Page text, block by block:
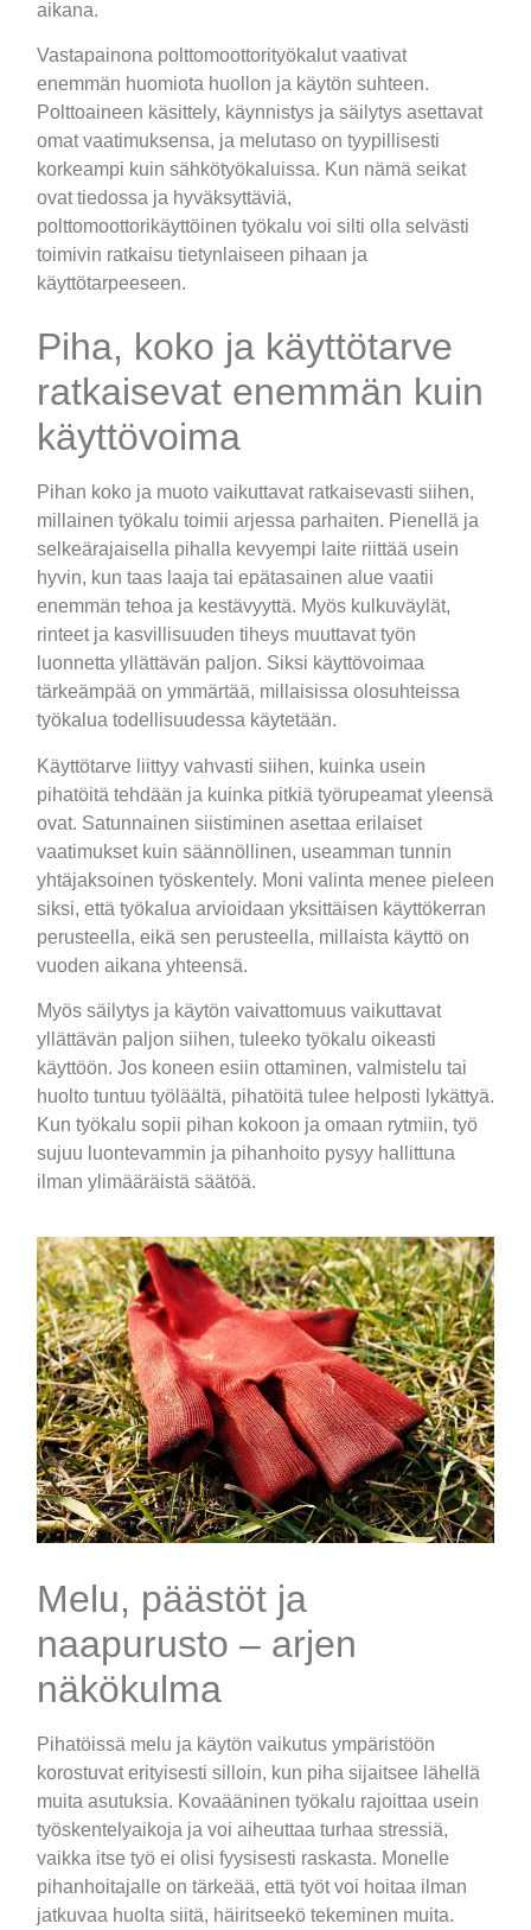
aikana.
Vastapainona polttomoottorityökalut vaativat
enemmän huomiota huollon ja käytön suhteen.
Polttoaineen käsittely, käynnistys ja säilytys asettavat
omat vaatimuksensa, ja melutaso on tyypillisesti
korkeampi kuin sähkötyökaluissa. Kun nämä seikat
ovat tiedossa ja hyväksyttäviä,
polttomoottorikäyttöinen työkalu voi silti olla selvästi
toimivin ratkaisu tietynlaiseen pihaan ja
käyttötarpeeseen.
Piha, koko ja käyttötarve
ratkaisevat enemmän kuin
käyttövoima
Pihan koko ja muoto vaikuttavat ratkaisevasti siihen,
millainen työkalu toimii arjessa parhaiten. Pienellä ja
selkeärajaisella pihalla kevyempi laite riittää usein
hyvin, kun taas laaja tai epätasainen alue vaatii
enemmän tehoa ja kestävyyttä. Myös kulkuväylät,
rinteet ja kasvillisuuden tiheys muuttavat työn
luonnetta yllättävän paljon. Siksi käyttövoimaa
tärkeämpää on ymmärtää, millaisissa olosuhteissa
työkalua todellisuudessa käytetään.
Käyttötarve liittyy vahvasti siihen, kuinka usein
pihatöitä tehdään ja kuinka pitkiä työrupeamat yleensä
ovat. Satunnainen siistiminen asettaa erilaiset
vaatimukset kuin säännöllinen, useamman tunnin
yhtäjaksoinen työskentely. Moni valinta menee pieleen
siksi, että työkalua arvioidaan yksittäisen käyttökerran
perusteella, eikä sen perusteella, millaista käyttö on
vuoden aikana yhteensä.
Myös säilytys ja käytön vaivattomuus vaikuttavat
yllättävän paljon siihen, tuleeko työkalu oikeasti
käyttöön. Jos koneen esiin ottaminen, valmistelu tai
huolto tuntuu työläältä, pihatöitä tulee helposti lykättyä.
Kun työkalu sopii pihan kokoon ja omaan rytmiin, työ
sujuu luontevammin ja pihanhoito pysyy hallittuna
ilman ylimääräistä säätöä.
Melu, päästöt ja
naapurusto – arjen
näkökulma
Pihatöissä melu ja käytön vaikutus ympäristöön
korostuvat erityisesti silloin, kun piha sijaitsee lähellä
muita asutuksia. Kovaääninen työkalu rajoittaa usein
työskentelyaikoja ja voi aiheuttaa turhaa stressiä,
vaikka itse työ ei olisi fyysisesti raskasta. Monelle
pihanhoitajalle on tärkeää, että työt voi hoitaa ilman
jatkuvaa huolta siitä, häiritseekö tekeminen muita.